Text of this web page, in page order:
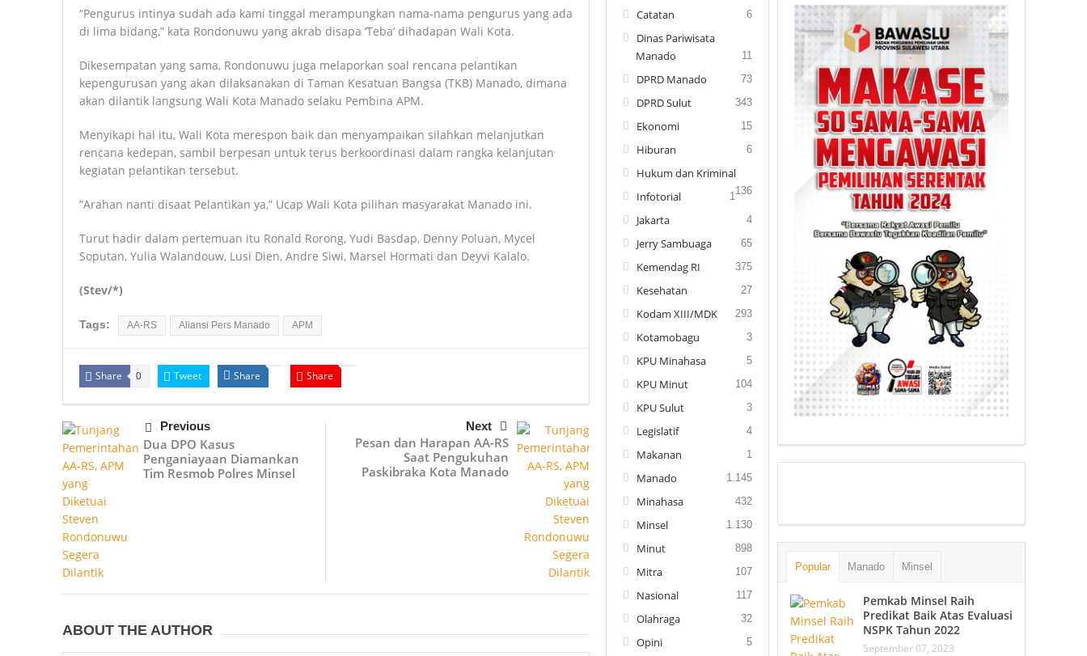
“Pengurus intinya sudah ada kami tinggal merampungkan nama-nama pengurus yang ada
di lima bidang,” kata Rondonuwu yang akrab disapa ‘Teba‘ dihadapan Wali Kota.
Dikesempatan yang sama, Rondonuwu juga melaporkan soal rencana pelantikan
kepengurusan yang akan dilaksanakan di Taman Kesatuan Bangsa (TKB) Manado, dimana
akan dilantik langsung Wali Kota Manado selaku Pembina APM.
Menyikapi hal itu, Wali Kota merespon baik dan menyampaikan silahkan melanjutkan
rencana kedepan, sambil berpesan untuk terus berkoordinasi dalam rangka kelanjutan
kegiatan pelantikan tersebut.
”Arahan nanti disaat Pelantikan ya,” Ucap Wali Kota pilihan masyarakat Manado ini.
Turut hadir dalam pertemuan itu Ronald Rorong, Yudi Basdap, Denny Poluan, Mycel
Soputan, Yulia Walandouw, Lusi Dien, Andre Siwi, Marsel Hormati dan Deyvi Kalalo.
(Stev/*)
Tags: AA-RS Aliansi Pers Manado APM
Share 0 Tweet Share Share
Previous
Dua DPO Kasus
Penganiayaan Diamankan
Tim Resmob Polres Minsel
Next
Pesan dan Harapan AA-RS
Saat Pengukuhan
Paskibraka Kota Manado
ABOUT THE AUTHOR
Catatan 6
Dinas Pariwisata
Manado
11
DPRD Manado 73
DPRD Sulut 343
Ekonomi 15
Hiburan 6
Hukum dan Kriminal
136
Infotorial 1
Jakarta 4
Jerry Sambuaga 65
Kemendag RI 375
Kesehatan 27
Kodam XIII/MDK 293
Kotamobagu 3
KPU Minahasa 5
KPU Minut 104
KPU Sulut 3
Legislatif 4
Makanan 1
Manado 1.145
Minahasa 432
Minsel 1.130
Minut 898
Mitra 107
Nasional 117
Olahraga 32
Opini 5
Popular Manado Minsel
Pemkab Minsel Raih
Predikat Baik Atas Evaluasi
NSPK Tahun 2022
September 07, 2023